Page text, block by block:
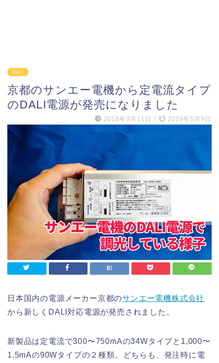
DALI
京都のサンエー電機から定電流タイプ
のDALI電源が発売になりました
2018年9月11日 / 2019年5月9日
日本国内の電源メーカー京都のサンエー電機株式会社
から新しくDALI対応電源が発売されました。
新製品は定電流で300〜750mAの34Wタイプと1,000〜
1.5mAの90Wタイプの２種類。どちらも、発注時に電